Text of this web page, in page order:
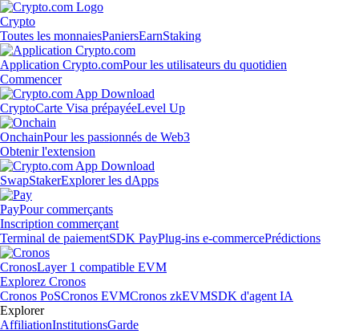
Crypto
Toutes les monnaiesPaniersEarnStaking
Application Crypto.comPour les utilisateurs du quotidien
Commencer
CryptoCarte Visa prépayéeLevel Up
OnchainPour les passionnés de Web3
Obtenir l'extension
SwapStakerExplorer les dApps
PayPour commerçants
Inscription commerçant
Terminal de paiementSDK PayPlug-ins e-commercePrédictions
CronosLayer 1 compatible EVM
Explorez Cronos
Cronos PoSCronos EVMCronos zkEVMSDK d'agent IA
Explorer
AffiliationInstitutionsGarde